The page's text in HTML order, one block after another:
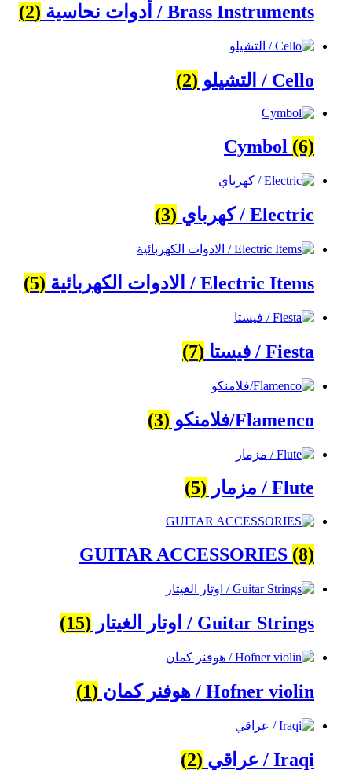
Brass Instruments / أدوات نحاسية (2)
Cello / التشيلو (2)
Cymbol (6)
Electric / كهرباي (3)
Electric Items / الادوات الكهربائية (5)
Fiesta / فيستا (7)
Flamenco/فلامنكو (3)
Flute / مزمار (5)
GUITAR ACCESSORIES (8)
Guitar Strings / اوتار الغيتار (15)
Hofner violin / هوفنر كمان (1)
Iraqi / عراقي (2)